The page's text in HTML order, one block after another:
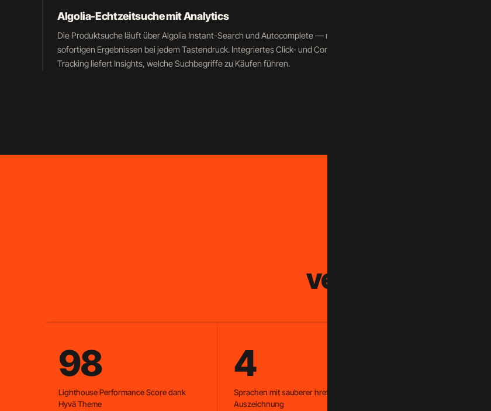
Algolia-Echtzeitsuche mit Analytics
Die Produktsuche läuft über Algolia Instant-Search und Autocomplete — mit
sofortigen Ergebnissen bei jedem Tastendruck. Integriertes Click- und Conversion-
Tracking liefert Insights, welche Suchbegriffe zu Käufen führen.
verändert hat.
98
Lighthouse Performance Score dank
Hyvä Theme
4
Sprachen mit sauberer hreflang-
Auszeichnung